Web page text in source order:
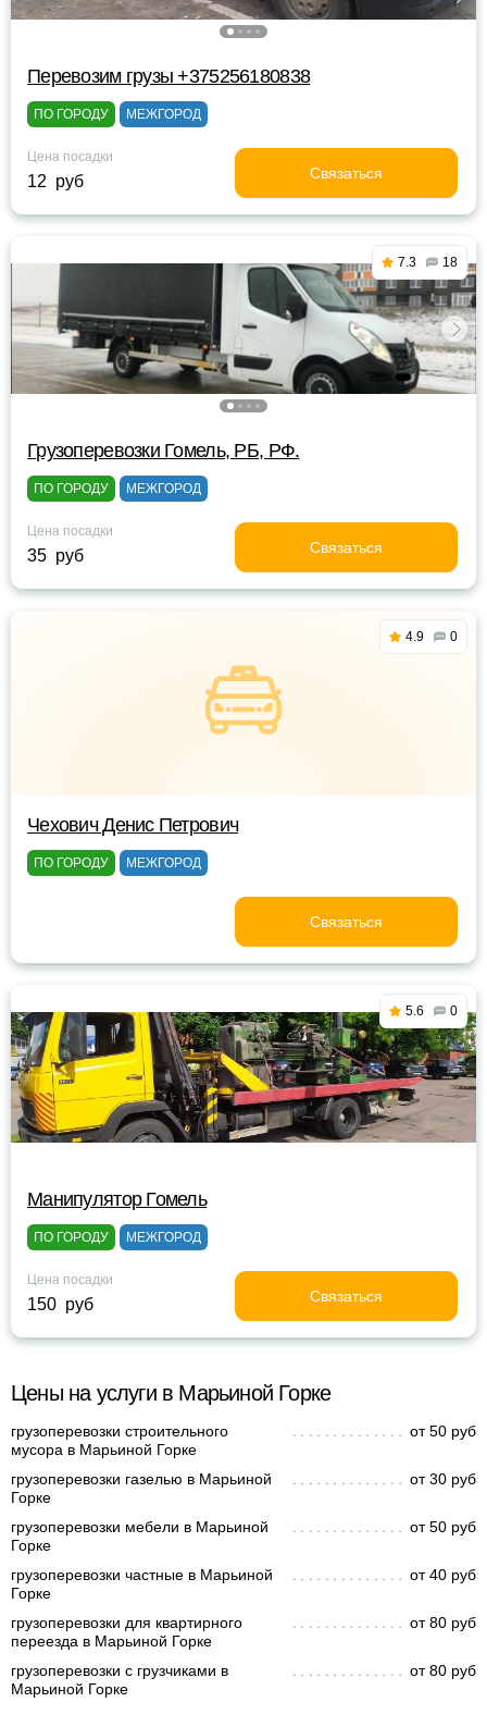
Перевозим грузы +375256180838
ПО ГОРОДУ МЕЖГОРОД
Цена посадки
12 руб Связаться
7.3 18
Грузоперевозки Гомель, РБ, РФ.
ПО ГОРОДУ МЕЖГОРОД
Цена посадки
35 руб Связаться
4.9 0
Чехович Денис Петрович
ПО ГОРОДУ МЕЖГОРОД
Связаться
5.6 0
Манипулятор Гомель
ПО ГОРОДУ МЕЖГОРОД
Цена посадки
150 руб Связаться
Цены на услуги в Марьиной Горке
грузоперевозки строительного
мусора в Марьиной Горке
от 50 руб
грузоперевозки газелью в Марьиной
Горке
от 30 руб
грузоперевозки мебели в Марьиной
Горке
от 50 руб
грузоперевозки частные в Марьиной
Горке
от 40 руб
грузоперевозки для квартирного
переезда в Марьиной Горке
от 80 руб
грузоперевозки с грузчиками в
Марьиной Горке
от 80 руб